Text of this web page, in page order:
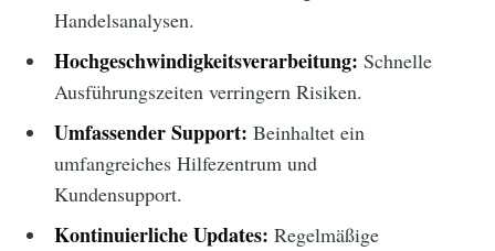
Handelsanalysen.
Hochgeschwindigkeitsverarbeitung: Schnelle
Ausführungszeiten verringern Risiken.
Umfassender Support: Beinhaltet ein
umfangreiches Hilfezentrum und
Kundensupport.
Kontinuierliche Updates: Regelmäßige